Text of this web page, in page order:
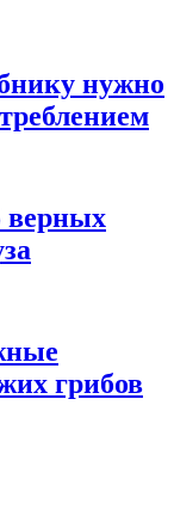
нужно
верных
грибов